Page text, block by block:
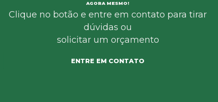
AGORA MESMO!
Clique no botão e entre em contato para tirar
dúvidas ou
solicitar um orçamento
ENTRE EM CONTATO